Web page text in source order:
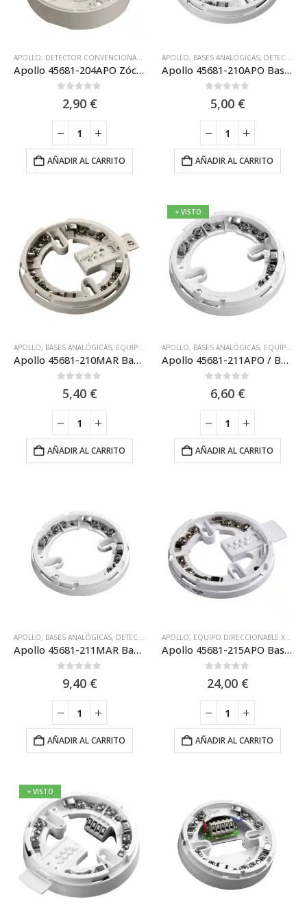
APOLLO, DETECTOR CONVENCIONAL APOLLO SERIES65 EN ,DETECTORES
Apollo 45681-204APO Zócalo tubo Montaje visto detecor /
2,90 €
AÑADIR AL CARRITO
APOLLO, BASES ANALÓGICAS, DETECTORES ANALÓGICOS
Apollo 45681-210APO Base de Montaje Apollo para la Gama XP95 Discovery
5,00 €
AÑADIR AL CARRITO
APOLLO, BASES ANALÓGICAS, EQUIPO DIRECCIONABLE APOLLO DISCOVERY XP95 ,
Apollo 45681-210MAR Base para la gama de detectores analógicos Marine XPERT 7
5,40 €
AÑADIR AL CARRITO
+ VISTO
APOLLO, BASES ANALÓGICAS, EQUIPO DIRECCIONABLE APOLLO DISCOVERY XP95
Apollo 45681-211APO / Base Apollo analogica para Aislador Cortocircuito XP95 – Discovery
6,60 €
AÑADIR AL CARRITO
APOLLO, BASES ANALÓGICAS, DETECTOR CON CERTIFICACIÓN MARINA ,EQUIPOS
Apollo 45681-211MAR Base para Detectores Marinos XP95
9,40 €
AÑADIR AL CARRITO
APOLLO, EQUIPO DIRECCIONABLE XP95 APOLLO
Apollo 45681-215APO Base Apollo para la gama de detectores analógicos I.S. ATEX
24,00 €
AÑADIR AL CARRITO
+ VISTO